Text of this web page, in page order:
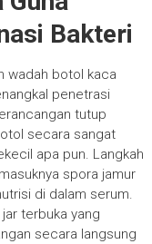
Bakteri
wadah botol kaca
penetrasi
tutup
secara sangat
apa pun. Langkah
spora jamur
di dalam serum.
terbuka yang
secara langsung